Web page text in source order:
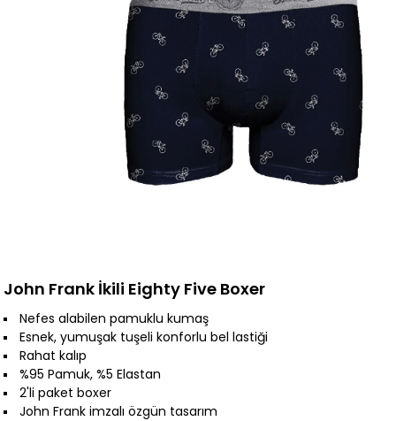
John Frank İkili Eighty Five Boxer
Nefes alabilen pamuklu kumaş
Esnek, yumuşak tuşeli konforlu bel lastiği
Rahat kalıp
%95 Pamuk, %5 Elastan
2'li paket boxer
John Frank imzalı özgün tasarım